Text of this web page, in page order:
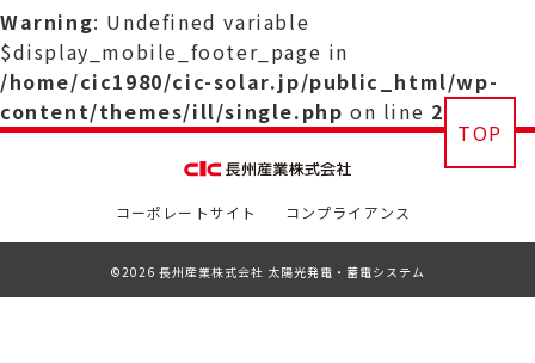
Warning: Undefined variable
$display_mobile_footer_page in
/home/cic1980/cic-solar.jp/public_html/wp-
content/themes/ill/single.php on line 29
TOP
コーポレートサイト コンプライアンス
©2026 長州産業株式会社 太陽光発電・蓄電システム